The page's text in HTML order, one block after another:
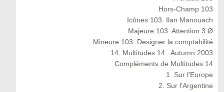
Hors-Champ 103
Icônes 103. Ilan Manouach
Majeure 103. Attention 3.Ø
Mineure 103. Designer la comptabilité
14. Multitudes 14 : Autumn 2003
Compléments de Multitudes 14
1. Sur l'Europe
2. Sur l'Argentine